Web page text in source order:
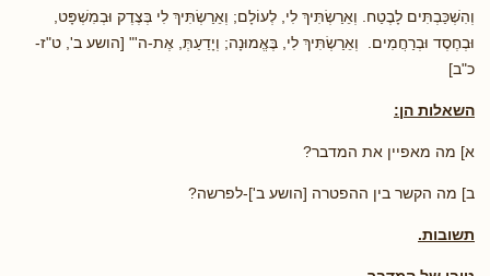
וְהִשְׁכַּבְתִּים לָבֶטַח. וְאֵרַשְׂתִּיךְ לִי, לְעוֹלָם; וְאֵרַשְׂתִּיךְ לִי בְּצֶדֶק וּבְמִשְׁפָּט,
וּבְחֶסֶד וּבְרַחֲמִים. וְאֵרַשְׂתִּיךְ לִי, בֶּאֱמוּנָה; וְיָדַעַתְּ, אֶת-ה'" [הושע ב', ט"ז-
כ"ב]
השאלות הן:
א] מה מאפיין את המדבר?
ב] מה הקשר בין ההפטרה [הושע ב']-לפרשה?
תשובות.